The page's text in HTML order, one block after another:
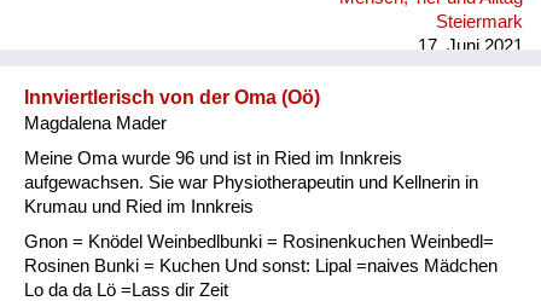
Steiermark
17. Juni 2021
Innviertlerisch von der Oma (Oö)
Magdalena Mader
Meine Oma wurde 96 und ist in Ried im Innkreis
aufgewachsen. Sie war Physiotherapeutin und Kellnerin in
Krumau und Ried im Innkreis
Gnon = Knödel Weinbedlbunki = Rosinenkuchen Weinbedl=
Rosinen Bunki = Kuchen Und sonst: Lipal =naives Mädchen
Lo da da Lö =Lass dir Zeit